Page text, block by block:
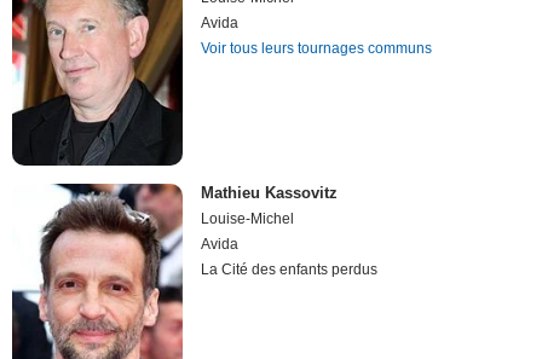
Avida
Voir tous leurs tournages communs
Mathieu Kassovitz
Louise-Michel
Avida
La Cité des enfants perdus